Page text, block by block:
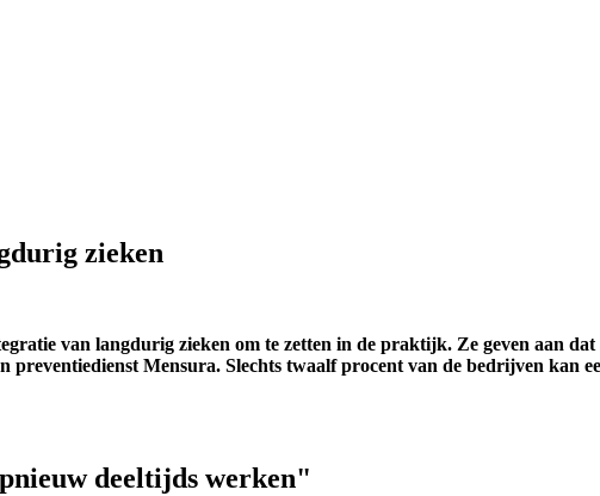
zieken
van langdurig zieken om te zetten in de praktijk. Ze geven aan
Mensura. Slechts twaalf procent van de bedrijven kan
deeltijds werken"